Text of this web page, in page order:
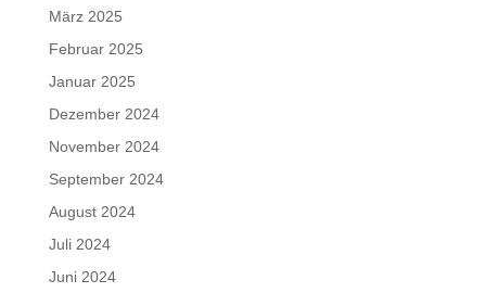
März 2025
Februar 2025
Januar 2025
Dezember 2024
November 2024
September 2024
August 2024
Juli 2024
Juni 2024